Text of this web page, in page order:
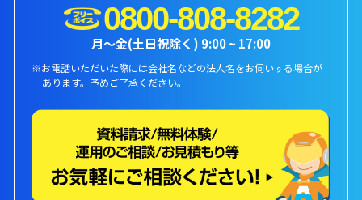
0800-808-8282
月〜金(土日祝除く) 9:00 ~ 17:00
※お電話いただいた際には会社名などの法人名をお伺いする場合が
あります。 予めご了承ください。